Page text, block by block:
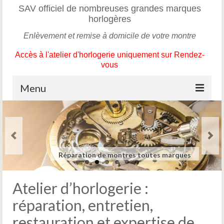
SAV officiel de nombreuses grandes marques
horlogères
Enlèvement et remise à domicile de votre montre
Accès à l'atelier d'horlogerie uniquement sur Rendez-
vous
Menu
Service après-vente de montres
Marques
Contact
Service après-vente de montres
Réparation de montres toutes marques
Entretien et maintenance de montres toutes
marquesRestauration de montres vintages, anciennes
Expertise et conseil avant achat et
authentification de montresDevis détaillé pour S.A.V. de montres
Atelier d’horlogerie :
réparation, entretien,